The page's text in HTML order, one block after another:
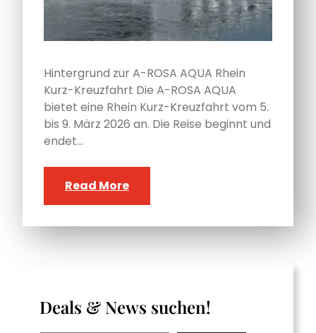
Hintergrund zur A-ROSA AQUA Rhein
Kurz-Kreuzfahrt Die A-ROSA AQUA
bietet eine Rhein Kurz-Kreuzfahrt vom 5.
bis 9. März 2026 an. Die Reise beginnt und
endet…
Read More
Deals & News suchen!